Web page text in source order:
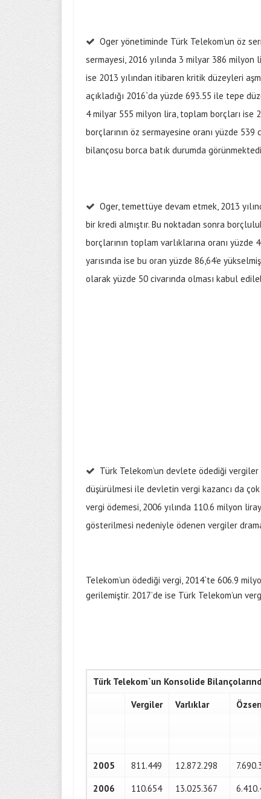
Oger yönetiminde Türk Telekom’un öz
sermayesi, 2016 yılında 3 milyar 386 milyon
ise 2013 yılından itibaren kritik düzeyleri
açıkladığı 2016`da yüzde 693.55 ile tepe
4 milyar 555 milyon lira, toplam borçları ise
borçlarının öz sermayesine oranı yüzde 539
bilançosu borca batık durumda
Oger, temettüye devam etmek, 2013
bir kredi almıştır. Bu noktadan sonra
borçlarının toplam varlıklarına oranı yüzde
yarısında ise bu oran yüzde 86,64’e
olarak yüzde 50 civarında olması kabul
Türk Telekom’un devlete ödediği vergiler
düşürülmesi ile devletin vergi kazancı da
vergi ödemesi, 2006 yılında 110.6 milyon
gösterilmesi nedeniyle ödenen vergiler
Telekom’un ödediği vergi, 2014`te 606.9
gerilemiştir. 2017’de ise Türk Telekom’un
Türk Telekom`un Konsolide
Vergiler
Varlıklar
2005 811.449 12.872.298
2006
110.654 13.025.367